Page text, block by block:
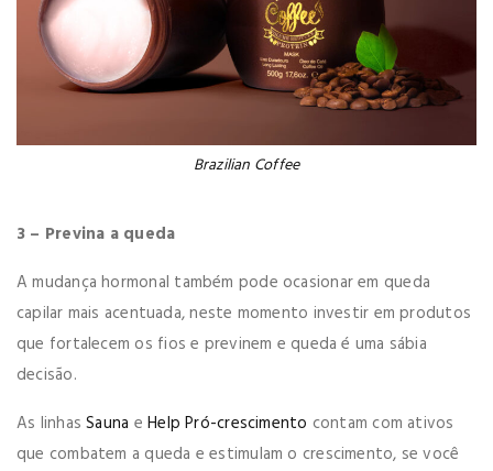
Brazilian Coffee
3 – Previna a queda
A mudança hormonal também pode ocasionar em queda
capilar mais acentuada, neste momento investir em produtos
que fortalecem os fios e previnem e queda é uma sábia
decisão.
As linhasSauna eHelp Pró-crescimento contam com ativos
que combatem a queda e estimulam o crescimento, se você